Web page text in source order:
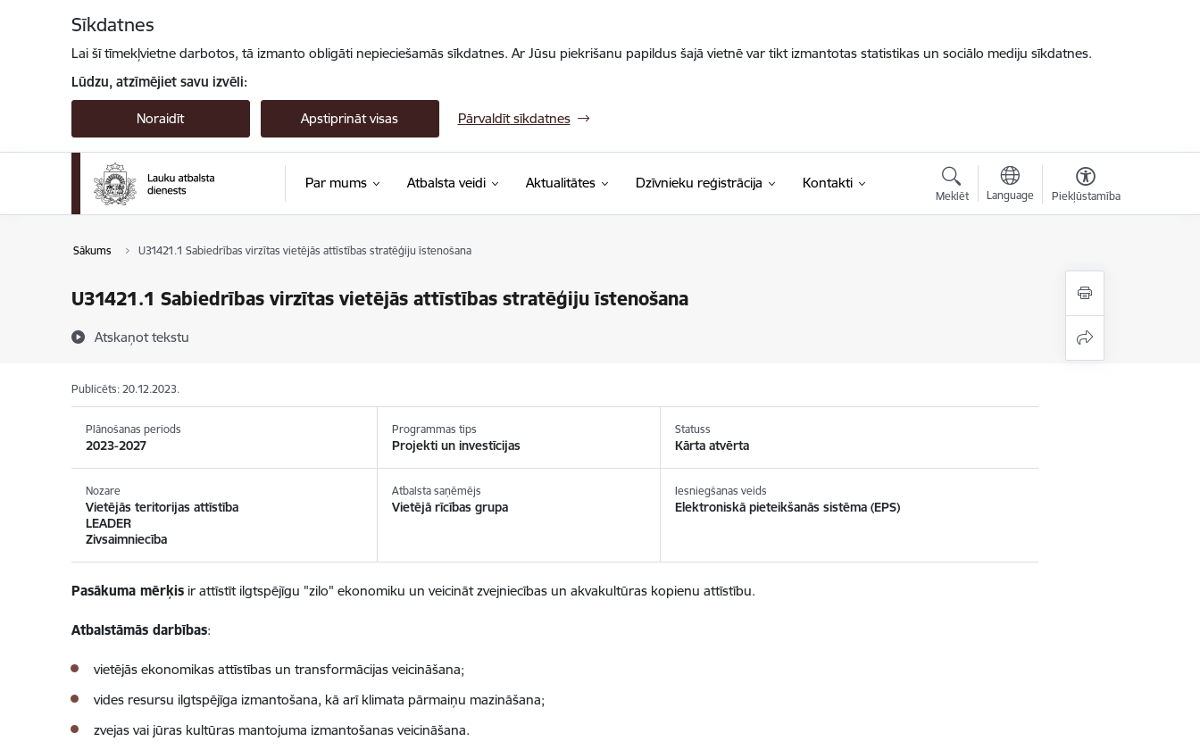
Sīkdatnes
Lai šī tīmekļvietne darbotos, tā izmanto obligāti nepieciešamās sīkdatnes. Ar Jūsu piekrišanu papildus šajā vietnē var tikt izmantotas statistikas un sociālo mediju sīkdatnes.
Lūdzu, atzīmējiet savu izvēli:
Noraidīt Apstiprināt visas Pārvaldīt sīkdatnes
Par mums Atbalsta veidi Aktualitātes Dzīvnieku reģistrācija Kontakti
Meklēt Language Piekļūstamība
Sākums U31421.1 Sabiedrības virzītas vietējās attīstības stratēģiju īstenošana
U31421.1 Sabiedrības virzītas vietējās attīstības stratēģiju īstenošana
Atskaņot tekstu
Publicēts: 20.12.2023.
Plānošanas periods
2023-2027
Programmas tips
Projekti un investīcijas
Statuss
Kārta atvērta
Nozare
Vietējās teritorijas attīstība
LEADER
Zivsaimniecība
Atbalsta saņēmējs
Vietējā rīcības grupa
Iesniegšanas veids
Elektroniskā pieteikšanās sistēma (EPS)
Pasākuma mērķisir attīstīt ilgtspējīgu "zilo" ekonomiku un veicināt zvejniecības un akvakultūras kopienu attīstību.
Atbalstāmās darbības:
vietējās ekonomikas attīstības un transformācijas veicināšana;
vides resursu ilgtspējīga izmantošana, kā arī klimata pārmaiņu mazināšana;
zvejas vai jūras kultūras mantojuma izmantošanas veicināšana.